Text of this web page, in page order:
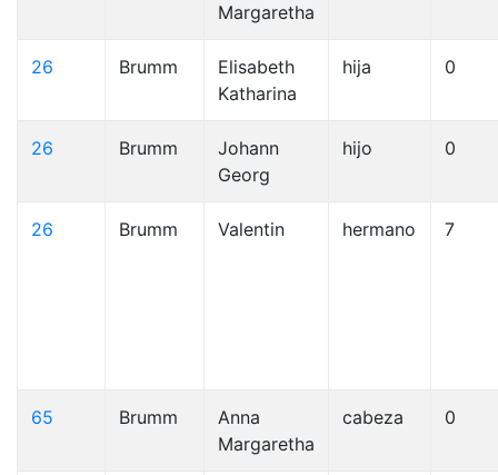
Margaretha
26 Brumm
Elisabeth
Katharina
hija 0
26 Brumm
Johann
Georg
hijo 0
26 Brumm Valentin hermano 7
65 Brumm
Anna
Margaretha
cabeza 0